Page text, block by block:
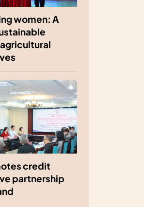
women: A
credit
partnership